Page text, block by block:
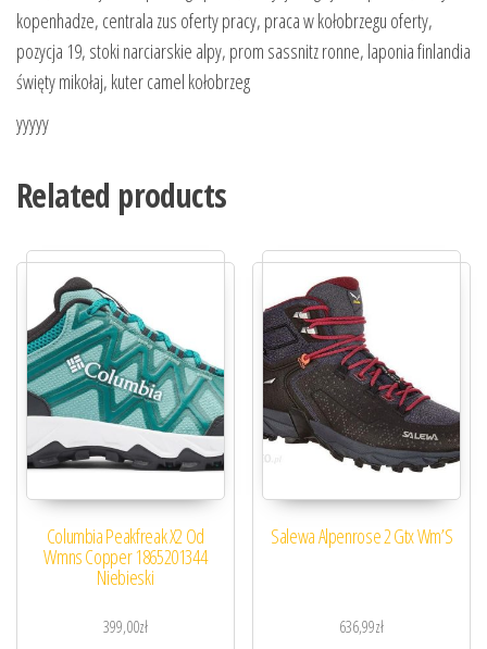
kopenhadze, centrala zus oferty pracy, praca w kołobrzegu oferty,
pozycja 19, stoki narciarskie alpy, prom sassnitz ronne, laponia finlandia
święty mikołaj, kuter camel kołobrzeg
yyyyy
Related products
Columbia Peakfreak X2 Od
Wmns Copper 1865201344
Niebieski
399,00zł
Salewa Alpenrose 2 Gtx Wm’S
636,99zł